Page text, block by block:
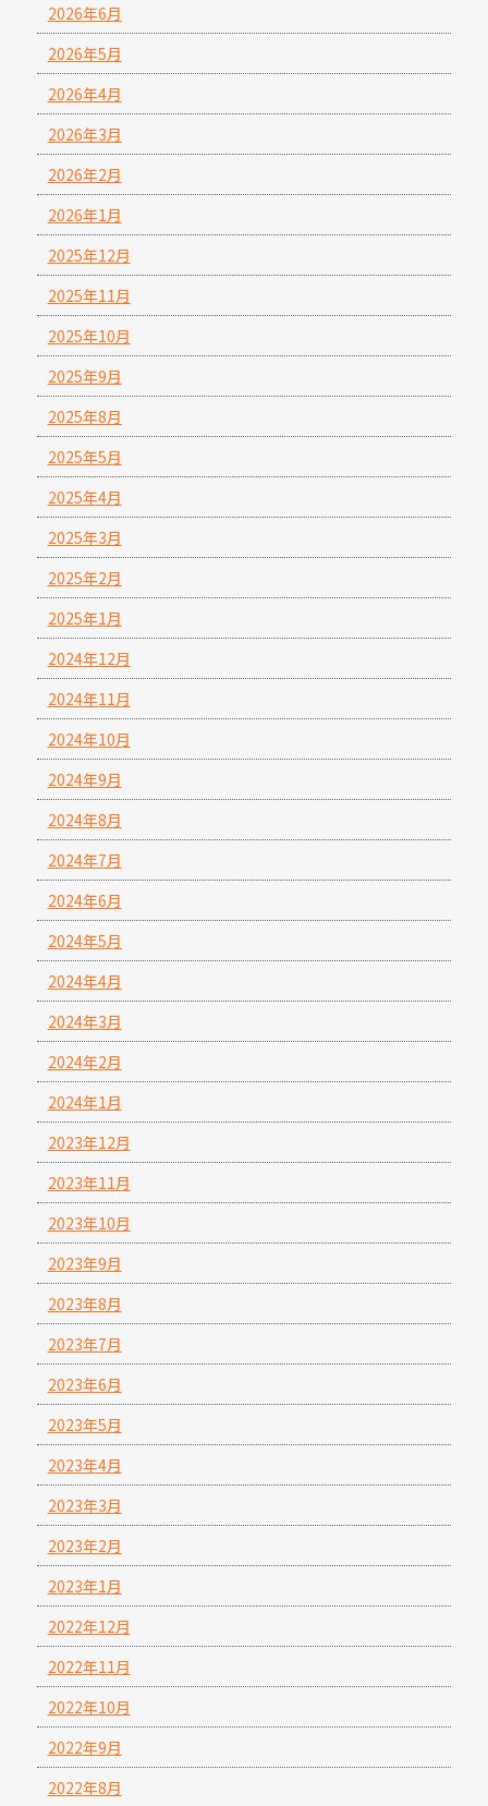
2026年6月
2026年5月
2026年4月
2026年3月
2026年2月
2026年1月
2025年12月
2025年11月
2025年10月
2025年9月
2025年8月
2025年5月
2025年4月
2025年3月
2025年2月
2025年1月
2024年12月
2024年11月
2024年10月
2024年9月
2024年8月
2024年7月
2024年6月
2024年5月
2024年4月
2024年3月
2024年2月
2024年1月
2023年12月
2023年11月
2023年10月
2023年9月
2023年8月
2023年7月
2023年6月
2023年5月
2023年4月
2023年3月
2023年2月
2023年1月
2022年12月
2022年11月
2022年10月
2022年9月
2022年8月